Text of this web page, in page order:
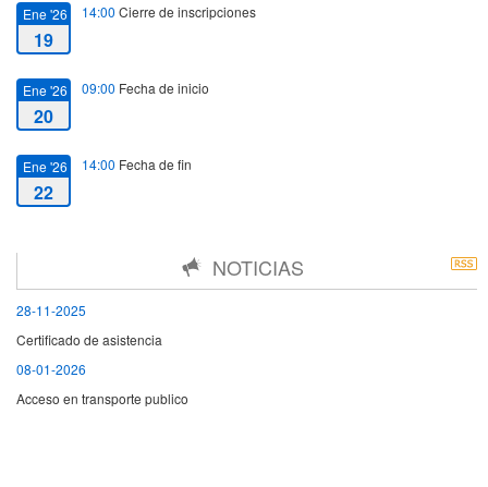
Ene '26
19
14:00 Cierre de inscripciones
Ene '26
20
09:00 Fecha de inicio
Ene '26
22
14:00 Fecha de fin
NOTICIAS
28-11-2025
Certificado de asistencia
08-01-2026
Acceso en transporte publico